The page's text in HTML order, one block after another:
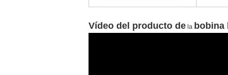
Vídeo del producto de la bobina